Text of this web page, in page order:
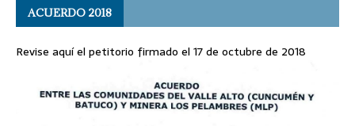
ACUERDO 2018
Revise aquí el petitorio firmado el 17 de octubre de 2018